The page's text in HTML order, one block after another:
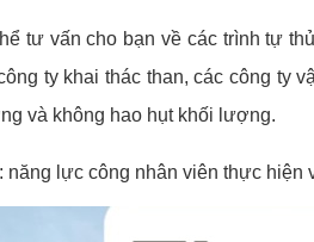
tư vấn cho bạn về các trình tự
ty khai thác than, các công ty
và không hao hụt khối lượng.
: năng lực công nhân viên thực hiện